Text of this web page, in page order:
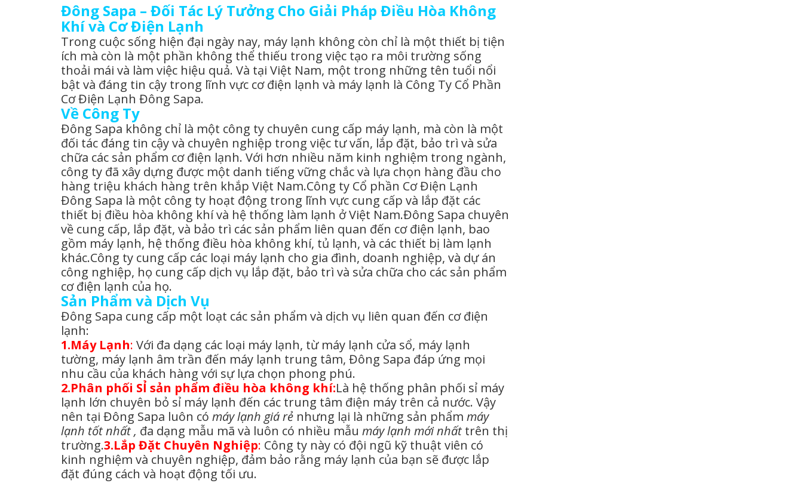
Đông Sapa – Đối Tác Lý Tưởng Cho Giải Pháp Điều Hòa Không
Khí và Cơ Điện Lạnh
Trong cuộc sống hiện đại ngày nay, máy lạnh không còn chỉ là một thiết bị tiện
ích mà còn là một phần không thể thiếu trong việc tạo ra môi trường sống
thoải mái và làm việc hiệu quả. Và tại Việt Nam, một trong những tên tuổi nổi
bật và đáng tin cậy trong lĩnh vực cơ điện lạnh và máy lạnh là Công Ty Cổ Phần
Cơ Điện Lạnh Đông Sapa.
Về Công Ty
Đông Sapa không chỉ là một công ty chuyên cung cấp máy lạnh, mà còn là một
đối tác đáng tin cậy và chuyên nghiệp trong việc tư vấn, lắp đặt, bảo trì và sửa
chữa các sản phẩm cơ điện lạnh. Với hơn nhiều năm kinh nghiệm trong ngành,
công ty đã xây dựng được một danh tiếng vững chắc và lựa chọn hàng đầu cho
hàng triệu khách hàng trên khắp Việt Nam.Công ty Cổ phần Cơ Điện Lạnh
Đông Sapa là một công ty hoạt động trong lĩnh vực cung cấp và lắp đặt các
thiết bị điều hòa không khí và hệ thống làm lạnh ở Việt Nam.Đông Sapa chuyên
về cung cấp, lắp đặt, và bảo trì các sản phẩm liên quan đến cơ điện lạnh, bao
gồm máy lạnh, hệ thống điều hòa không khí, tủ lạnh, và các thiết bị làm lạnh
khác.Công ty cung cấp các loại máy lạnh cho gia đình, doanh nghiệp, và dự án
công nghiệp, họ cung cấp dịch vụ lắp đặt, bảo trì và sửa chữa cho các sản phẩm
cơ điện lạnh của họ.
Sản Phẩm và Dịch Vụ
Đông Sapa cung cấp một loạt các sản phẩm và dịch vụ liên quan đến cơ điện
lạnh:
1.Máy Lạnh: Với đa dạng các loại máy lạnh, từ máy lạnh cửa sổ, máy lạnh
tường, máy lạnh âm trần đến máy lạnh trung tâm, Đông Sapa đáp ứng mọi
nhu cầu của khách hàng với sự lựa chọn phong phú.
2.Phân phối SỈ sản phẩm điều hòa không khí:Là hệ thống phân phối sỉ máy
lạnh lớn chuyên bỏ sỉ máy lạnh đến các trung tâm điện máy trên cả nước. Vậy
nên tại Đông Sapa luôn có máy lạnh giá rẻ nhưng lại là những sản phẩm máy
lạnh tốt nhất , đa dạng mẫu mã và luôn có nhiều mẫu máy lạnh mới nhất trên thị
trường.3.Lắp Đặt Chuyên Nghiệp: Công ty này có đội ngũ kỹ thuật viên có
kinh nghiệm và chuyên nghiệp, đảm bảo rằng máy lạnh của bạn sẽ được lắp
đặt đúng cách và hoạt động tối ưu.